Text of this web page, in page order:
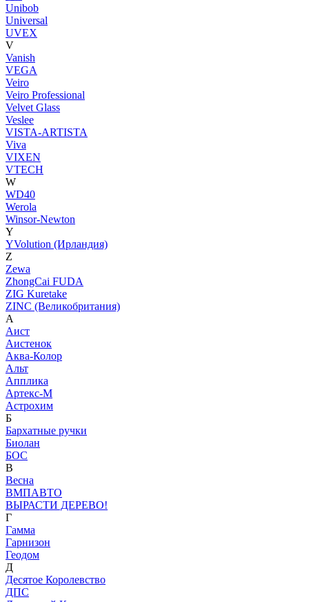
Unibob
Universal
UVEX
V
Vanish
VEGA
Veiro
Veiro Professional
Velvet Glass
Veslee
VISTA-ARTISTA
Viva
VIXEN
VTECH
W
WD40
Werola
Winsor-Newton
Y
YVolution (Ирландия)
Z
Zewa
ZhongCai FUDA
ZIG Kuretake
ZINC (Великобритания)
А
Аист
Аистенок
Аква-Колор
Альт
Апплика
Артекс-М
Астрохим
Б
Бархатные ручки
Биолан
БОС
В
Весна
ВМПАВТО
ВЫРАСТИ ДЕРЕВО!
Г
Гамма
Гарнизон
Геодом
Д
Десятое Королевство
ДПС